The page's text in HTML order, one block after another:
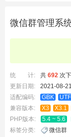
微信群管理系
统 计: 共 692 次
更新日期:
2021-08-21
适配编码:
GBK
兼容版本:
X3 X3.1
PHP版本:
5.4 ~ 5.6
标签分类:
微信群